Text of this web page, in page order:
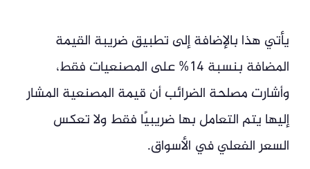
يأتي هذا بالإضافة إلى تطبيق ضريبة القيمة
المضافة بنسبة 14% على المصنعيات فقط،
وأشارت مصلحة الضرائب أن قيمة المصنعية المشار
إليها يتم التعامل بها ضريبيًا فقط ولا تعكس
السعر الفعلي في الأسواق.